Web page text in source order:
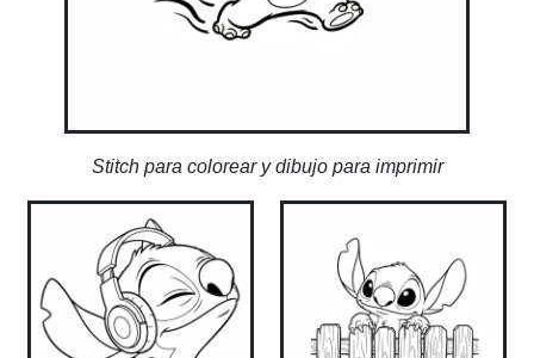
Stitch para colorear y dibujo para imprimir